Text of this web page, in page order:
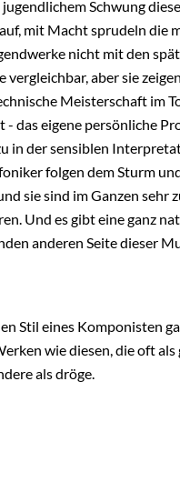
Schwung
mit Macht sprudeln die
nicht mit den
aber sie
Meisterschaft im
das eigene persönliche
in der sensiblen
folgen dem Sturm
sie sind im Ganzen
Und es gibt eine ganz
anderen Seite dieser
Stil eines Komponisten
wie diesen, die oft
als dröge.